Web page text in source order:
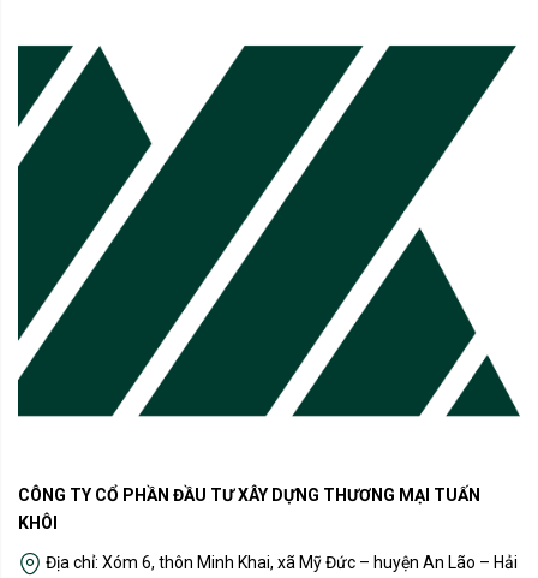
CÔNG TY CỔ PHẦN ĐẦU TƯ XÂY DỰNG THƯƠNG MẠI TUẤN
KHÔI
Địa chỉ: Xóm 6, thôn Minh Khai, xã Mỹ Đức – huyện An Lão – Hải